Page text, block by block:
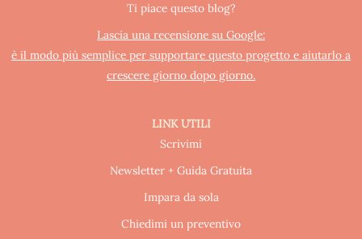
Ti piace questo blog?
Lascia una recensione su Google:
è il modo più semplice per supportare questo progetto e aiutarlo a
crescere giorno dopo giorno.
LINK UTILI
Scrivimi
Newsletter + Guida Gratuita
Impara da sola
Chiedimi un preventivo